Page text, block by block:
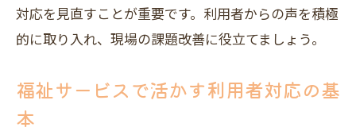
対応を見直すことが重要です。利用者からの声を積極
的に取り入れ、現場の課題改善に役立てましょう。
福祉サービスで活かす利用者対応の基
本